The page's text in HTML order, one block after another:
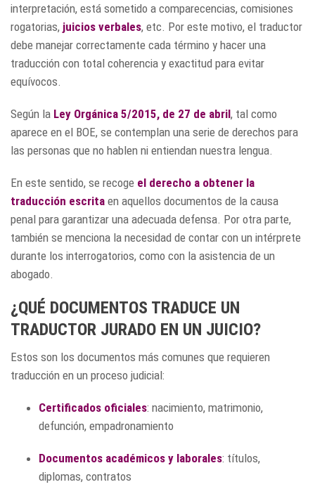
interpretación, está sometido a comparecencias, comisiones
rogatorias, juicios verbales, etc. Por este motivo, el traductor
debe manejar correctamente cada término y hacer una
traducción con total coherencia y exactitud para evitar
equívocos.
Según la Ley Orgánica 5/2015, de 27 de abril, tal como
aparece en el BOE, se contemplan una serie de derechos para
las personas que no hablen ni entiendan nuestra lengua.
En este sentido, se recoge el derecho a obtener la
traducción escrita en aquellos documentos de la causa
penal para garantizar una adecuada defensa. Por otra parte,
también se menciona la necesidad de contar con un intérprete
durante los interrogatorios, como con la asistencia de un
abogado.
¿QUÉ DOCUMENTOS TRADUCE UN
TRADUCTOR JURADO EN UN JUICIO?
Estos son los documentos más comunes que requieren
traducción en un proceso judicial:
Certificados oficiales: nacimiento, matrimonio,
defunción, empadronamiento
Documentos académicos y laborales: títulos,
diplomas, contratos